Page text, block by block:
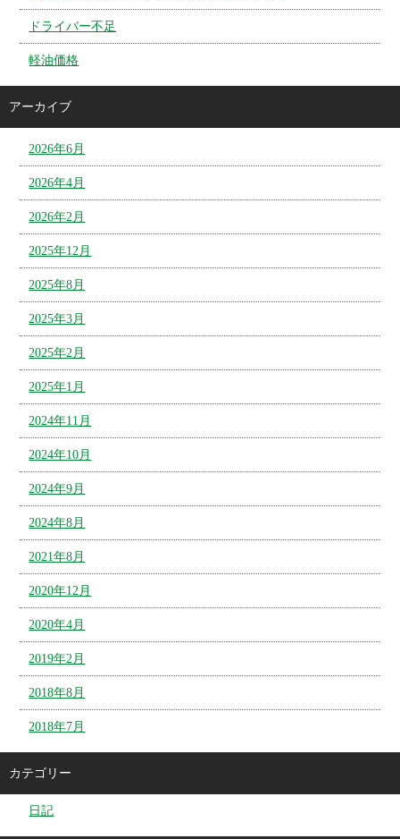
ドライバー不足
軽油価格
アーカイブ
2026年6月
2026年4月
2026年2月
2025年12月
2025年8月
2025年3月
2025年2月
2025年1月
2024年11月
2024年10月
2024年9月
2024年8月
2021年8月
2020年12月
2020年4月
2019年2月
2018年8月
2018年7月
カテゴリー
日記